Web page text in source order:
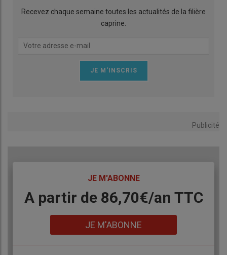
Recevez chaque semaine toutes les actualités de la filière
caprine.
Publicité
JE M'ABONNE
Body
A partir de 86,70€/an TTC
JE M'ABONNE